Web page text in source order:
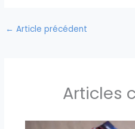
← Article précédent
Articles